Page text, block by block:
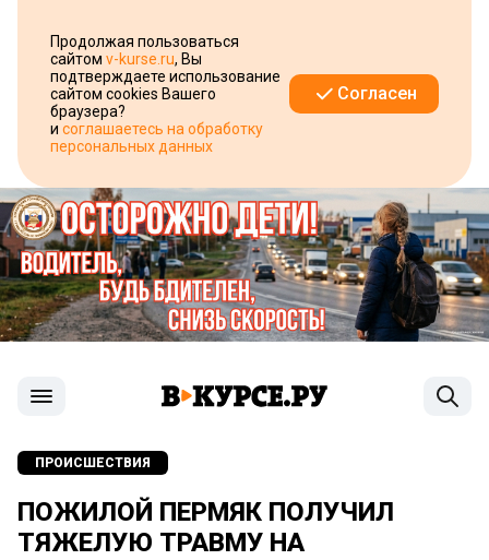
Продолжая пользоваться
сайтом v-kurse.ru, Вы
подтверждаете использование
сайтом cookies Вашего
браузера?
и соглашаетесь на обработку
персональных данных
Согласен
ПРОИСШЕСТВИЯ
ПОЖИЛОЙ ПЕРМЯК ПОЛУЧИЛ
ТЯЖЕЛУЮ ТРАВМУ НА